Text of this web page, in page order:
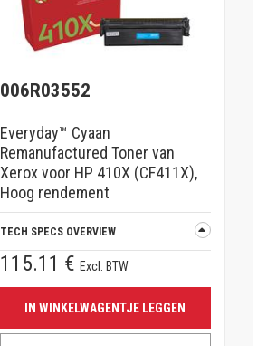
006R03552
Everyday™ Cyaan
Remanufactured Toner van
Xerox voor HP 410X (CF411X),
Hoog rendement
TECH SPECS OVERVIEW
115.11 € Excl. BTW
IN WINKELWAGENTJE LEGGEN